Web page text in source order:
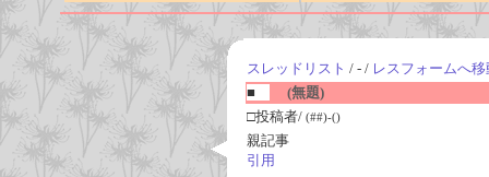
スレッドリスト / - / レスフォームへ移
■
(無題)
□投稿者/ (##)-()
親記事
引用